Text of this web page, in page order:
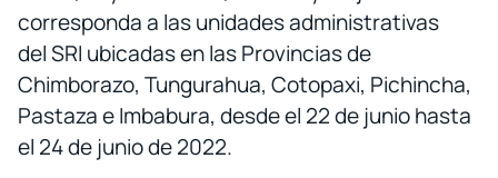
corresponda a las unidades administrativas
del SRI ubicadas en las Provincias de
Chimborazo, Tungurahua, Cotopaxi, Pichincha,
Pastaza e Imbabura, desde el 22 de junio hasta
el 24 de junio de 2022.